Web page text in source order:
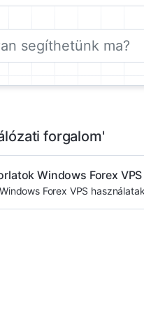
forgalom'
Windows Forex
Forex VPS